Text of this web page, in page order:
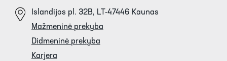
Islandijos pl. 32B, LT-47446 Kaunas
Mažmeninė prekyba
Didmeninė prekyba
Karjera